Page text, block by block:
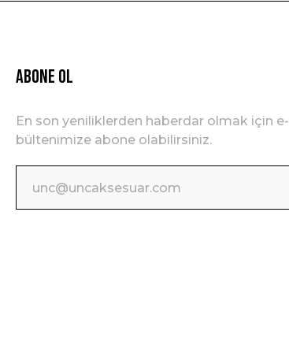
ABONE OL
En son yeniliklerden haberdar olmak için e-
bültenimize abone olabilirsiniz.